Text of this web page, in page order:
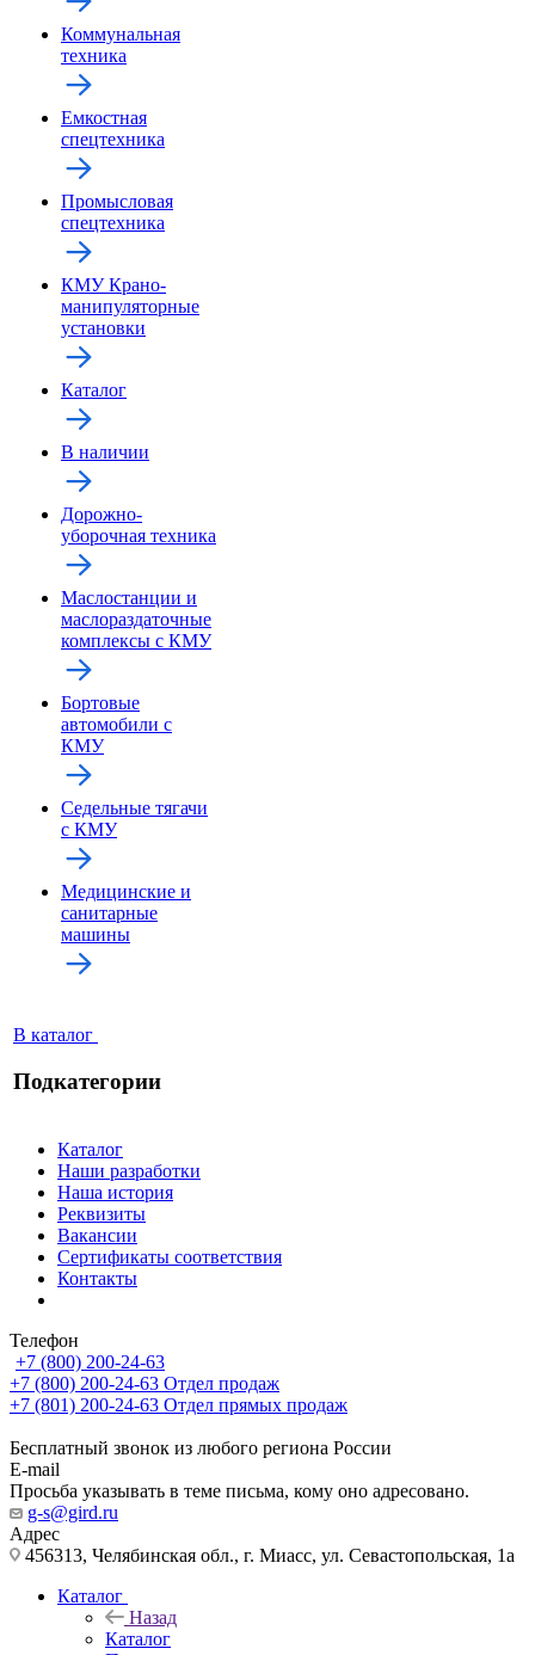
Коммунальная
техника
Емкостная
спецтехника
Промысловая
спецтехника
КМУ Крано-
манипуляторные
установки
Каталог
В наличии
Дорожно-
уборочная техника
Маслостанции и
маслораздаточные
комплексы с КМУ
Бортовые
автомобили с
КМУ
Седельные тягачи
с КМУ
Медицинские и
санитарные
машины
В каталог
Подкатегории
Каталог
Наши разработки
Наша история
Реквизиты
Вакансии
Сертификаты соответствия
Контакты
Телефон
+7 (800) 200-24-63
+7 (800) 200-24-63 Отдел продаж
+7 (801) 200-24-63 Отдел прямых продаж
Бесплатный звонок из любого региона России
E-mail
Просьба указывать в теме письма, кому оно адресовано.
g-s@gird.ru
Адрес
456313, Челябинская обл., г. Миасс, ул. Севастопольская, 1а
Каталог
Назад
Каталог